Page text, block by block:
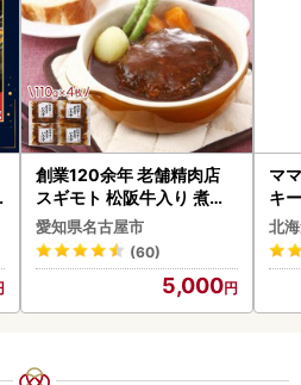
創業120余年 老舗精肉店
スギモト 松阪牛入り 煮込
み ハンバーグ 110g×4枚
惣菜 お取り寄せ グルメ ハ
ンバーグ 冷凍
愛知県名古屋市
(60)
5,000
マ
キ
ズ
0
北